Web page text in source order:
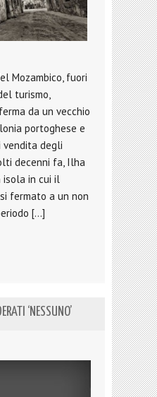
Mozambico, fuori
turismo,
da un vecchio
portoghese e
degli
decenni fa, Ilha
isola in cui il
fermato a un non
[…]
‘NESSUNO’